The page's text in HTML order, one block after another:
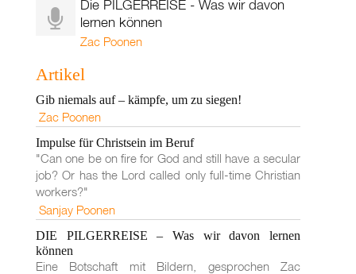
Die PILGERREISE - Was wir davon
lernen können
Zac Poonen
Artikel
Gib niemals auf – kämpfe, um zu siegen!
Zac Poonen
Impulse für Christsein im Beruf
"Can one be on fire for God and still have a secular
job? Or has the Lord called only full-time Christian
workers?"
Sanjay Poonen
DIE PILGERREISE – Was wir davon lernen
können
Eine Botschaft mit Bildern, gesprochen Zac